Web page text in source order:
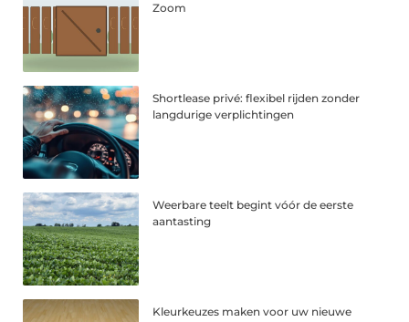
Zoom
Shortlease privé: flexibel rijden zonder
langdurige verplichtingen
Weerbare teelt begint vóór de eerste
aantasting
Kleurkeuzes maken voor uw nieuwe